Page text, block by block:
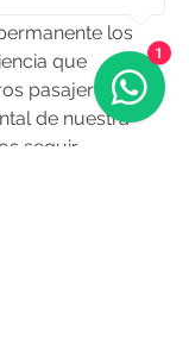
los
que
pasajeros es
de nuestra
seguir
1